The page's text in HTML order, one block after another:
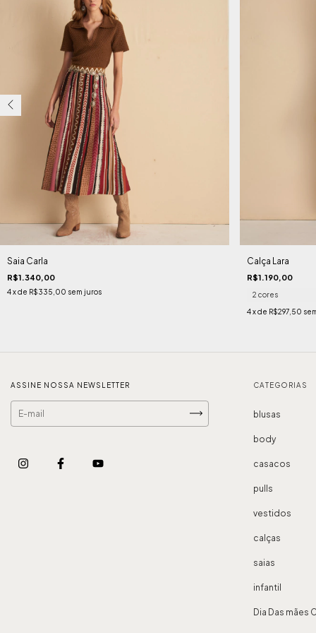
Saia Carla
R$1.340,00
4x de R$335,00 sem juros
Calça Lara
R$1.190,00
2 cores
4x de R$297,50
ASSINE NOSSA NEWSLETTER CATEGORIAS
blusas
body
casacos
pulls
vestidos
calças
saias
infantil
Dia Das mães